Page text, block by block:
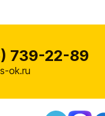
739-22-89
ok.ru